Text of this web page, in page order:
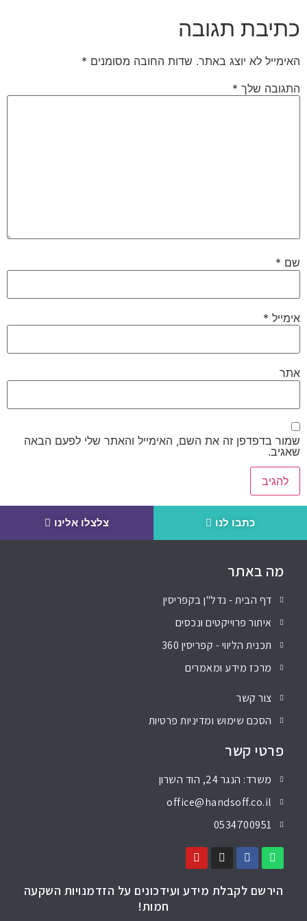
כתיבת תגובה
האימייל לא יוצג באתר. שדות החובה מסומנים *
התגובה שלך *
שם *
אימייל *
אתר
שמור בדפדפן זה את השם, האימייל והאתר שלי לפעם הבאה
שאגיב.
כתבו לנו צלצלו אלינו
מה באתר
דף הבית - נדל"ן בקפריסין
איתור פרוייקטים ונכסים
תכנית הליווי - קפריסין 360
מרכז מידע ומאמרים
צור קשר
הסכם שימוש ומדיניות פרטיות
פרטי קשר
משרד: הנגר 24, הוד השרון
office@handsoff.co.il
0534700951
הירשם לקבלת מידע ועידכונים על הזדמנויות השקעה
חמות!